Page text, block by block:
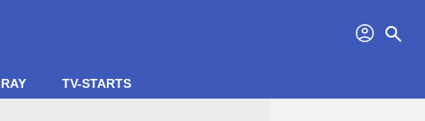
profil search
TV-STARTS